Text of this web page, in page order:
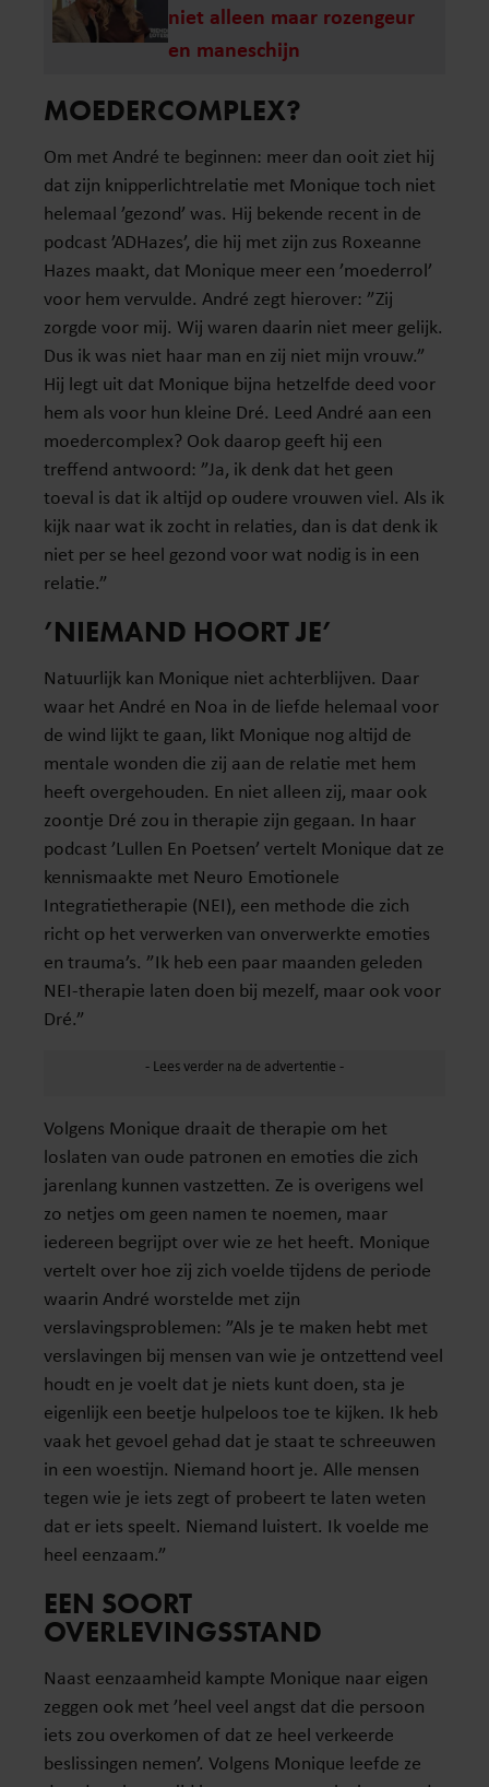
niet alleen maar rozengeur
en maneschijn
MOEDERCOMPLEX?
Om met André te beginnen: meer dan ooit ziet hij
dat zijn knipperlichtrelatie met Monique toch niet
helemaal ’gezond’ was. Hij bekende recent in de
podcast ’ADHazes’, die hij met zijn zus Roxeanne
Hazes maakt, dat Monique meer een ’moederrol’
voor hem vervulde. André zegt hierover: ”Zij
zorgde voor mij. Wij waren daarin niet meer gelijk.
Dus ik was niet haar man en zij niet mijn vrouw.”
Hij legt uit dat Monique bijna hetzelfde deed voor
hem als voor hun kleine Dré. Leed André aan een
moedercomplex? Ook daarop geeft hij een
treffend antwoord: ”Ja, ik denk dat het geen
toeval is dat ik altijd op oudere vrouwen viel. Als ik
kijk naar wat ik zocht in relaties, dan is dat denk ik
niet per se heel gezond voor wat nodig is in een
relatie.”
’NIEMAND HOORT JE’
Natuurlijk kan Monique niet achterblijven. Daar
waar het André en Noa in de liefde helemaal voor
de wind lijkt te gaan, likt Monique nog altijd de
mentale wonden die zij aan de relatie met hem
heeft overgehouden. En niet alleen zij, maar ook
zoontje Dré zou in therapie zijn gegaan. In haar
podcast ’Lullen En Poetsen’ vertelt Monique dat ze
kennismaakte met Neuro Emotionele
Integratietherapie (NEI), een methode die zich
richt op het verwerken van onverwerkte emoties
en trauma’s. ”Ik heb een paar maanden geleden
NEI-therapie laten doen bij mezelf, maar ook voor
Dré.”
Volgens Monique draait de therapie om het
loslaten van oude patronen en emoties die zich
jarenlang kunnen vastzetten. Ze is overigens wel
zo netjes om geen namen te noemen, maar
iedereen begrijpt over wie ze het heeft. Monique
vertelt over hoe zij zich voelde tijdens de periode
waarin André worstelde met zijn
verslavingsproblemen: ”Als je te maken hebt met
verslavingen bij mensen van wie je ontzettend veel
houdt en je voelt dat je niets kunt doen, sta je
eigenlijk een beetje hulpeloos toe te kijken. Ik heb
vaak het gevoel gehad dat je staat te schreeuwen
in een woestijn. Niemand hoort je. Alle mensen
tegen wie je iets zegt of probeert te laten weten
dat er iets speelt. Niemand luistert. Ik voelde me
heel eenzaam.”
EEN SOORT
OVERLEVINGSSTAND
Naast eenzaamheid kampte Monique naar eigen
zeggen ook met ’heel veel angst dat die persoon
iets zou overkomen of dat ze heel verkeerde
beslissingen nemen’. Volgens Monique leefde ze